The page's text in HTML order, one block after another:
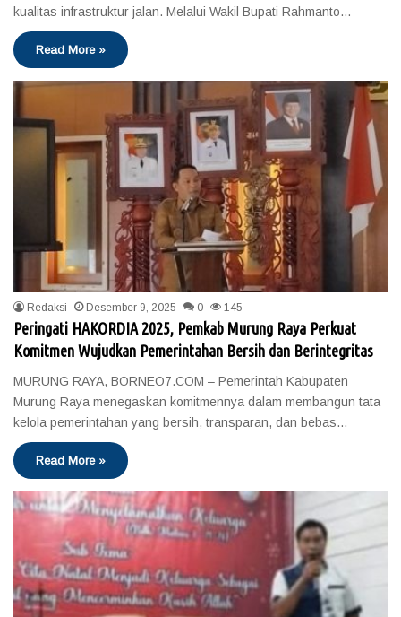
kualitas infrastruktur jalan. Melalui Wakil Bupati Rahmanto…
Read More »
Redaksi Desember 9, 2025 0 145
Peringati HAKORDIA 2025, Pemkab Murung Raya Perkuat
Komitmen Wujudkan Pemerintahan Bersih dan Berintegritas
MURUNG RAYA, BORNEO7.COM – Pemerintah Kabupaten
Murung Raya menegaskan komitmennya dalam membangun tata
kelola pemerintahan yang bersih, transparan, dan bebas…
Read More »